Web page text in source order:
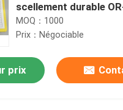
scellement durable
MOQ：1000
Prix：Négociable
prix